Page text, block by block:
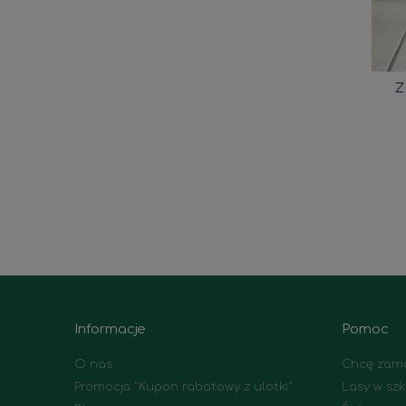
Informacje
O nas
Promocja "Kupon rabatowy z ulotki"
Pomoc
Chcę
Lasy w